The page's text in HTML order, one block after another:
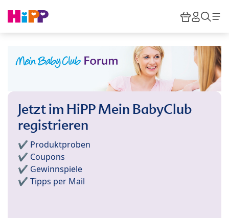
HiPP
Jetzt im HiPP Mein BabyClub
registrieren
✔️ Produktproben
✔️ Coupons
✔️ Gewinnspiele
✔️ Tipps per Mail